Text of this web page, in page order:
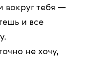
вокруг тебя —
и все
не хочу,